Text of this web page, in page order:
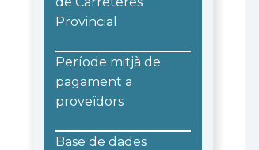
Provincial
Període mitjà de
pagament a
proveïdors
Base de dades